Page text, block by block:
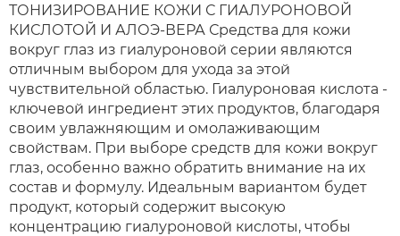
ТОНИЗИРОВАНИЕ КОЖИ С ГИАЛУРОНОВОЙ
КИСЛОТОЙ И АЛОЭ-ВЕРА Средства для кожи
вокруг глаз из гиалуроновой серии являются
отличным выбором для ухода за этой
чувствительной областью. Гиалуроновая кислота -
ключевой ингредиент этих продуктов, благодаря
своим увлажняющим и омолаживающим
свойствам. При выборе средств для кожи вокруг
глаз, особенно важно обратить внимание на их
состав и формулу. Идеальным вариантом будет
продукт, который содержит высокую
концентрацию гиалуроновой кислоты, чтобы